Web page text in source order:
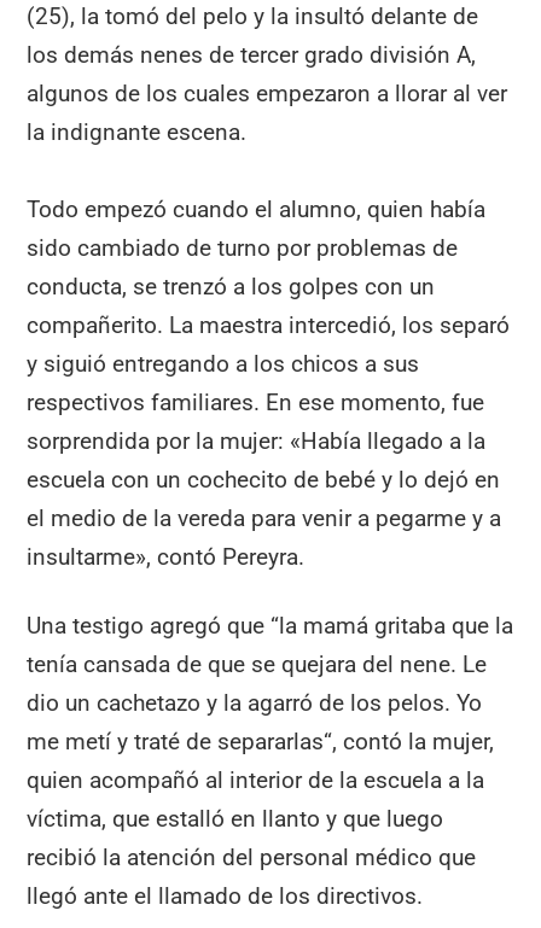
(25), la tomó del pelo y la insultó delante de
los demás nenes de tercer grado división A,
algunos de los cuales empezaron a llorar al ver
la indignante escena.
Todo empezó cuando el alumno, quien había
sido cambiado de turno por problemas de
conducta, se trenzó a los golpes con un
compañerito. La maestra intercedió, los separó
y siguió entregando a los chicos a sus
respectivos familiares. En ese momento, fue
sorprendida por la mujer: «Había llegado a la
escuela con un cochecito de bebé y lo dejó en
el medio de la vereda para venir a pegarme y a
insultarme», contó Pereyra.
Una testigo agregó que “la mamá gritaba que la
tenía cansada de que se quejara del nene. Le
dio un cachetazo y la agarró de los pelos. Yo
me metí y traté de separarlas“, contó la mujer,
quien acompañó al interior de la escuela a la
víctima, que estalló en llanto y que luego
recibió la atención del personal médico que
llegó ante el llamado de los directivos.